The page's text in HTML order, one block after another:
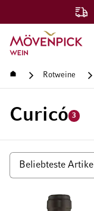
Zur Startseite
Startseite Rotweine
Curicó 3
Sortieren Top